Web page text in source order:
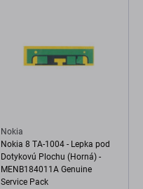
Nokia
Nokia 8 TA-1004 - Lepka pod
Dotykovú Plochu (Horná) -
MENB184011A Genuine
Service Pack